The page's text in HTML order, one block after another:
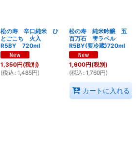
松の寿 辛口純米 ひ
とごこち 火入
R5BY 720ml
1,350円(税別)
(税込 : 1,485円)
松の寿 純米吟醸 五
百万石 雫ラベル
R5BY(要冷蔵)720ml
1,600円(税別)
(税込 : 1,760円)
カートに入れる